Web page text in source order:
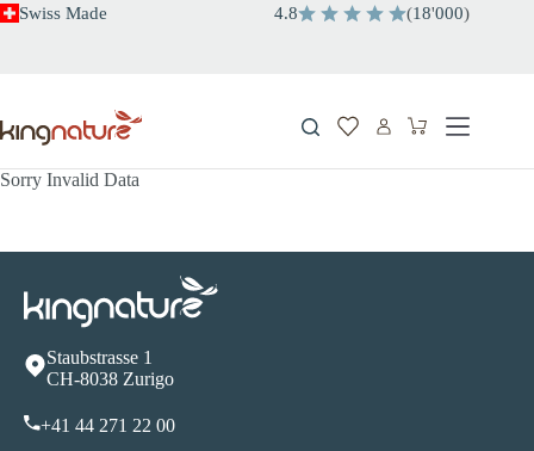
SaltaSwiss Made 4.8 (18'000)
Carrello
Sorry Invalid Data
Staubstrasse 1
CH-8038 Zurigo
+41 44 271 22 00